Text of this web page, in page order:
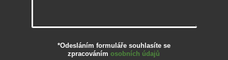
*Odesláním formuláře souhlasíte se
zpracovánímosobních údajů